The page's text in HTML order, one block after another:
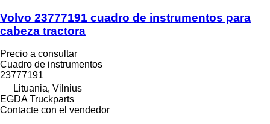
Volvo 23777191 cuadro de instrumentos para
cabeza tractora
Precio a consultar
Cuadro de instrumentos
23777191
Lituania, Vilnius
EGDA Truckparts
Contacte con el vendedor